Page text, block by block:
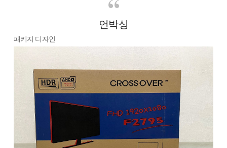
언박싱
패키지 디자인